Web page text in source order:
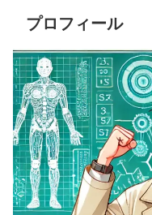
プロフィール